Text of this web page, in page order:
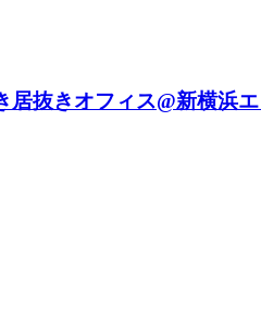
居抜きオフィス@新横浜